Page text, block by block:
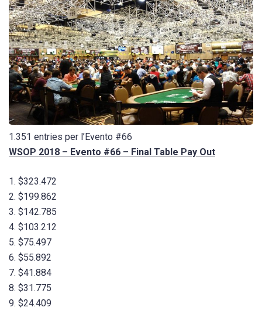
1.351 entries per l’Evento #66
WSOP 2018 – Evento #66 – Final Table Pay Out
1. $323.472
2. $199.862
3. $142.785
4. $103.212
5. $75.497
6. $55.892
7. $41.884
8. $31.775
9. $24.409